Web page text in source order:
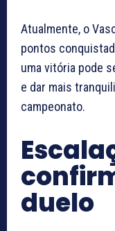
Atualmente, o
pontos
uma vitória pode
e dar mais
campeonato.
duelo